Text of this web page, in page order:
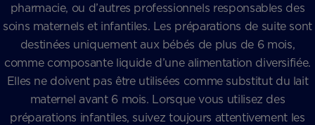
pharmacie, ou d’autres professionnels responsables des
soins maternels et infantiles. Les préparations de suite sont
destinées uniquement aux bébés de plus de 6 mois,
comme composante liquide d’une alimentation diversifiée.
Elles ne doivent pas être utilisées comme substitut du lait
maternel avant 6 mois. Lorsque vous utilisez des
préparations infantiles, suivez toujours attentivement les